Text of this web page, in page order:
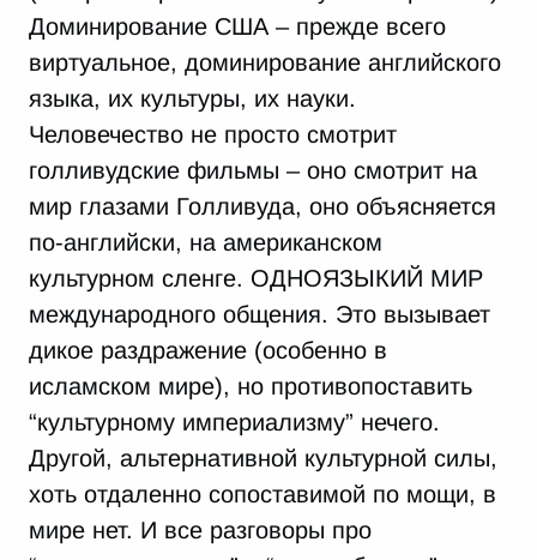
Доминирование США – прежде всего
виртуальное, доминирование английского
языка, их культуры, их науки.
Человечество не просто смотрит
голливудские фильмы – оно смотрит на
мир глазами Голливуда, оно объясняется
по-английски, на американском
культурном сленге. ОДНОЯЗЫКИЙ МИР
международного общения. Это вызывает
дикое раздражение (особенно в
исламском мире), но противопоставить
“культурному империализму” нечего.
Другой, альтернативной культурной силы,
хоть отдаленно сопоставимой по мощи, в
мире нет. И все разговоры про